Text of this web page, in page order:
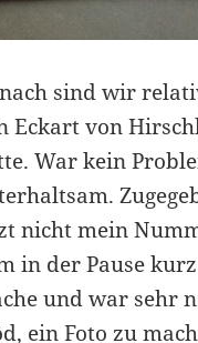
sind wir
Eckart von
War kein
nicht mein
in der Pause
und war sehr
ein Foto zu